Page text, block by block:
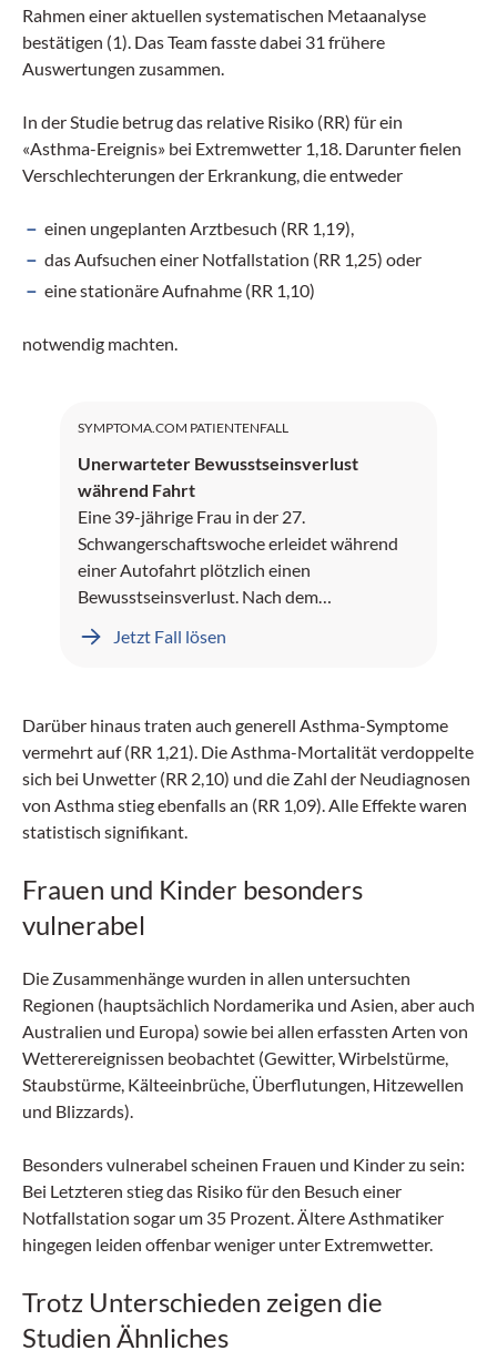
Rahmen einer aktuellen systematischen Metaanalyse
bestätigen (1). Das Team fasste dabei 31 frühere
Auswertungen zusammen.
In der Studie betrug das relative Risiko (RR) für ein
«Asthma-Ereignis» bei Extremwetter 1,18. Darunter fielen
Verschlechterungen der Erkrankung, die entweder
einen ungeplanten Arztbesuch (RR 1,19),
das Aufsuchen einer Notfallstation (RR 1,25) oder
eine stationäre Aufnahme (RR 1,10)
notwendig machten.
SYMPTOMA.COM PATIENTENFALL
Unerwarteter Bewusstseinsverlust
während Fahrt
Eine 39-jährige Frau in der 27.
Schwangerschaftswoche erleidet während
einer Autofahrt plötzlich einen
Bewusstseinsverlust. Nach dem
orientierungslos und verwirrt. Die Patientin
komplizierter macht.
Jetzt Fall lösen
Darüber hinaus traten auch generell Asthma-Symptome
vermehrt auf (RR 1,21). Die Asthma-Mortalität verdoppelte
sich bei Unwetter (RR 2,10) und die Zahl der Neudiagnosen
von Asthma stieg ebenfalls an (RR 1,09). Alle Effekte waren
statistisch signifikant.
Frauen und Kinder besonders
vulnerabel
Die Zusammenhänge wurden in allen untersuchten
Regionen (hauptsächlich Nordamerika und Asien, aber auch
Australien und Europa) sowie bei allen erfassten Arten von
Wetterereignissen beobachtet (Gewitter, Wirbelstürme,
Staubstürme, Kälteeinbrüche, Überflutungen, Hitzewellen
und Blizzards).
Besonders vulnerabel scheinen Frauen und Kinder zu sein:
Bei Letzteren stieg das Risiko für den Besuch einer
Notfallstation sogar um 35 Prozent. Ältere Asthmatiker
hingegen leiden offenbar weniger unter Extremwetter.
Trotz Unterschieden zeigen die
Studien Ähnliches